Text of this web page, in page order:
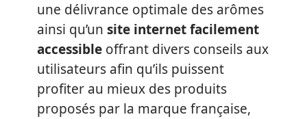
une délivrance optimale des arômes
ainsi qu’un site internet facilement
accessible offrant divers conseils aux
utilisateurs afin qu’ils puissent
profiter au mieux des produits
proposés par la marque française,